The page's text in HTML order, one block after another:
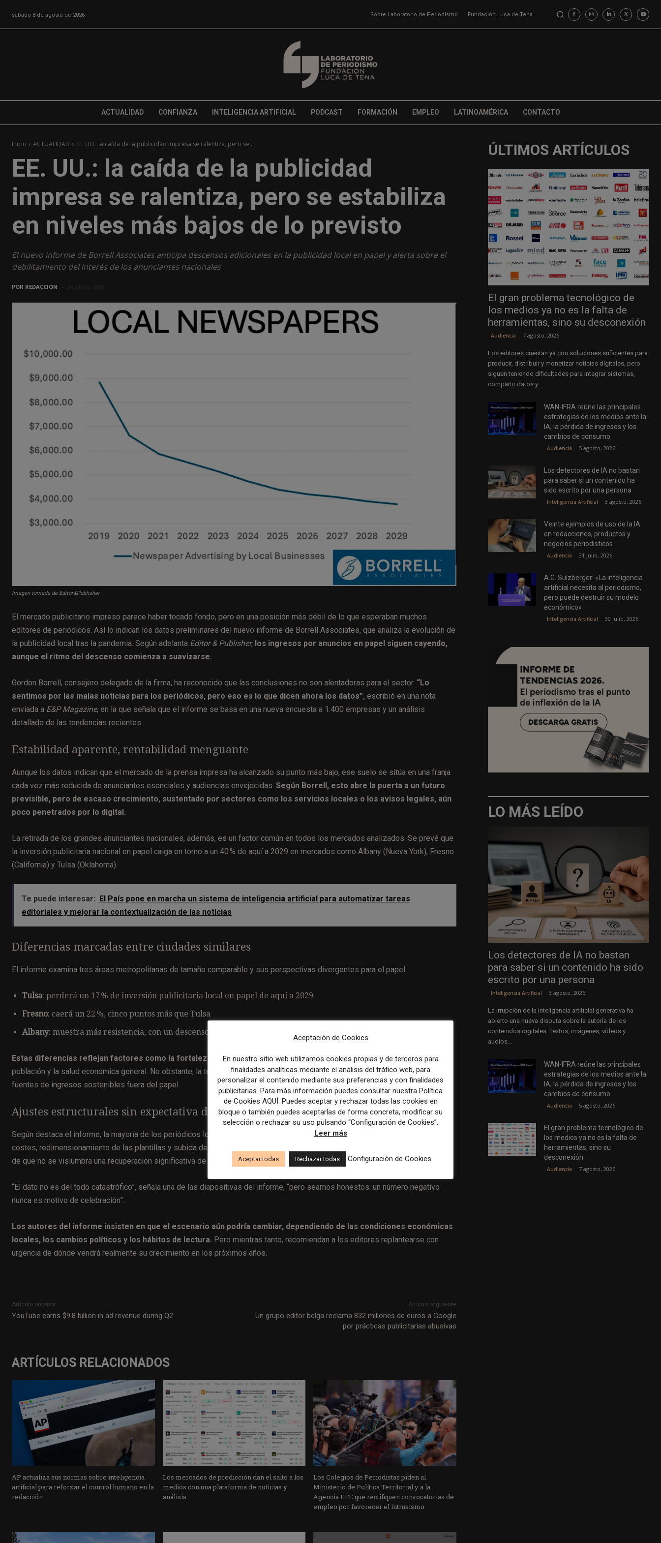
sábado 8 de agosto de 2026 Sobre Laboratorio de Periodismo Fundación Luca de Tena
ACTUALIDAD CONFIANZA INTELIGENCIA ARTIFICIAL PODCAST FORMACIÓN EMPLEO LATINOAMÉRICA CONTACTO
Inicio ACTUALIDAD EE. UU.: la caída de la publicidad impresa se ralentiza, pero se...
EE. UU.: la caída de la publicidad
impresa se ralentiza, pero se estabiliza
en niveles más bajos de lo previsto
El nuevo informe de Borrell Associates anticipa descensos adicionales en la publicidad local en papel y alerta sobre el
debilitamiento del interés de los anunciantes nacionales
POR REDACCIÓN
Imagen tomada de Editor&Publisher
El mercado publicitario impreso parece haber tocado fondo, pero en una posición más débil de lo que esperaban muchos
editores de periódicos. Así lo indican los datos preliminares del nuevo informe de Borrell Associates, que analiza la evolución de
la publicidad local tras la pandemia. Según adelanta Editor & Publisher, los ingresos por anuncios en papel siguen cayendo,
aunque el ritmo del descenso comienza a suavizarse.
Gordon Borrell, consejero delegado de la firma, ha reconocido que las conclusiones no son alentadoras para el sector. “Lo
sentimos por las malas noticias para los periódicos, pero eso es lo que dicen ahora los datos”, escribió en una nota
enviada a E&P Magazine, en la que señala que el informe se basa en una nueva encuesta a 1.400 empresas y un análisis
detallado de las tendencias recientes.
Estabilidad aparente, rentabilidad menguante
Aunque los datos indican que el mercado de la prensa impresa ha alcanzado su punto más bajo, ese suelo se sitúa en una franja
cada vez más reducida de anunciantes esenciales y audiencias envejecidas. Según Borrell, esto abre la puerta a un futuro
previsible, pero de escaso crecimiento, sustentado por sectores como los servicios locales o los avisos legales, aún
poco penetrados por lo digital.
La retirada de los grandes anunciantes nacionales, además, es un factor común en todos los mercados analizados. Se prevé que
la inversión publicitaria nacional en papel caiga en torno a un 40 % de aquí a 2029 en mercados como Albany (Nueva York), Fresno
(California) y Tulsa (Oklahoma).
Te puede interesar: El País pone en marcha un sistema de inteligencia artificial para automatizar tareas
editoriales y mejorar la contextualización de las noticias
Diferencias marcadas entre ciudades similares
El informe examina tres áreas metropolitanas de tamaño comparable y sus perspectivas divergentes para el papel:
Tulsa: perderá un 17 % de inversión publicitaria local en papel de aquí a 2029
Fresno: caerá un 22 %, cinco puntos más que Tulsa
Albany: muestra más resistencia, con un descenso previsto del 7 %
Estas diferencias reflejan factores como la fortaleza de los medios locales,la lealtad de los anunciantes, la edad de la
población y la salud económica general. No obstante, la tendencia generalizada es la necesidad urgente de encontrar nuevas
fuentes de ingresos sostenibles fuera del papel.
Ajustes estructurales sin expectativa de recuperación
Según destaca el informe, la mayoría de los periódicos locales ya han realizado importantes ajustes estructurales: reducción de
costes, redimensionamiento de las plantillas y subida de precios de venta al público. Sin embargo, Borrell Associates advierte
de que no se vislumbra una recuperación significativa de los ingresos por publicidad impresa.
“El dato no es del todo catastrófico”, señala una de las diapositivas del informe, “pero seamos honestos: un número negativo
nunca es motivo de celebración”.
Los autores del informe insisten en que el escenario aún podría cambiar, dependiendo de las condiciones económicas
locales, los cambios políticos y los hábitos de lectura. Pero mientras tanto, recomiendan a los editores replantearse con
urgencia de dónde vendrá realmente su crecimiento en los próximos años.
Artículo anterior
YouTube earns $9.8 billion in ad revenue during Q2
Artículo siguiente
Un grupo editor belga reclama 832 millones de euros a Google
por prácticas publicitarias abusivas
ARTÍCULOS RELACIONADOS
AP actualiza sus normas sobre inteligencia
artificial para reforzar el control humano en la
redacción
Los mercados de predicción dan el salto a los
medios con una plataforma de noticias y
análisis
Los Colegios de Periodistas piden al
Ministerio de Política Territorial y a la
Agencia EFE que rectifiquen convocatorias de
empleo por favorecer el intrusismo
ÚLTIMOS ARTÍCULOS
El gran problema tecnológico de
los medios ya no es la falta de
herramientas, sino su desconexión
Audiencia 7 agosto, 2026
Los editores cuentan ya con soluciones suficientes para
producir, distribuir y monetizar noticias digitales, pero
siguen teniendo dificultades para integrar sistemas,
compartir datos y...
WAN-IFRA reúne las principales
estrategias de los medios ante la
IA, la pérdida de ingresos y los
cambios de consumo
Audiencia 5 agosto, 2026
Los detectores de IA no bastan
para saber si un contenido ha
sido escrito por una persona
Inteligencia Artificial 3 agosto, 2026
Veinte ejemplos de uso de la IA
en redacciones, productos y
negocios periodísticos
Audiencia 31 julio, 2026
A.G. Sulzberger: «La inteligencia
artificial necesita al periodismo,
pero puede destruir su modelo
económico»
Inteligencia Artificial 30 julio, 2026
LO MÁS LEÍDO
Los detectores de IA no bastan
para saber si un contenido ha sido
escrito por una persona
Inteligencia Artificial 3 agosto, 2026
La irrupción de la inteligencia artificial generativa ha
abierto una nueva disputa sobre la autoría de los
contenidos digitales. Textos, imágenes, vídeos y
audios...
WAN-IFRA reúne las principales
estrategias de los medios ante la
IA, la pérdida de ingresos y los
cambios de consumo
Audiencia 5 agosto, 2026
El gran problema tecnológico de
los medios ya no es la falta de
herramientas, sino su
desconexión
Audiencia 7 agosto, 2026
Aceptación de Cookies
En nuestro sitio web utilizamos cookies propias y de terceros para
finalidades analíticas mediante el análisis del tráfico web, para
personalizar el contenido mediante sus preferencias y con finalidades
publicitarias. Para más información puedes consultar nuestra Política
de Cookies AQUÍ. Puedes aceptar y rechazar todas las cookies en
bloque o también puedes aceptarlas de forma concreta, modificar su
selección o rechazar su uso pulsando “Configuración de Cookies”.
Leer más
Aceptar todas Rechazar todas Configuración de Cookies